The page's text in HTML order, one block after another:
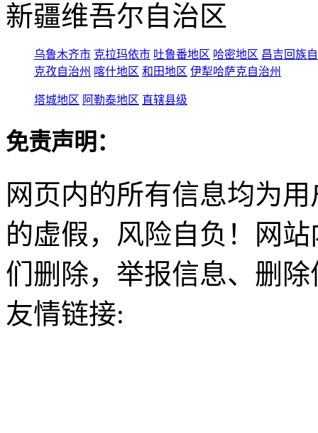
新疆维吾尔自治区
乌鲁木齐市 克拉玛依市 吐鲁番地区 哈密地区 昌吉回族
克孜自治州 喀什地区 和田地区 伊犁哈萨克自治州
塔城地区 阿勒泰地区 直辖县级
免责声明：
网页内的所有信息均为
的虚假，风险自负！网
们删除，举报信息、删
友情链接: